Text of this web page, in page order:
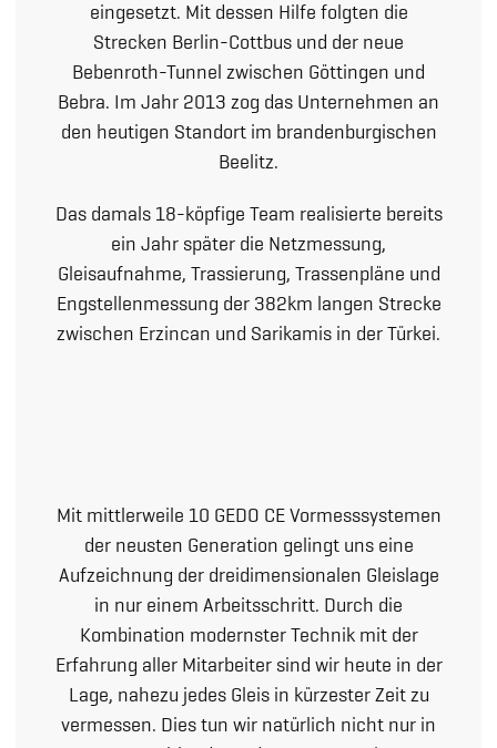
eingesetzt. Mit dessen Hilfe folgten die
Strecken Berlin-Cottbus und der neue
Bebenroth-Tunnel zwischen Göttingen und
Bebra. Im Jahr 2013 zog das Unternehmen an
den heutigen Standort im brandenburgischen
Beelitz.
Das damals 18-köpfige Team realisierte bereits
ein Jahr später die Netzmessung,
Gleisaufnahme, Trassierung, Trassenpläne und
Engstellenmessung der 382km langen Strecke
zwischen Erzincan und Sarikamis in der Türkei.
Mit mittlerweile 10 GEDO CE Vormesssystemen
der neusten Generation gelingt uns eine
Aufzeichnung der dreidimensionalen Gleislage
in nur einem Arbeitsschritt. Durch die
Kombination modernster Technik mit der
Erfahrung aller Mitarbeiter sind wir heute in der
Lage, nahezu jedes Gleis in kürzester Zeit zu
vermessen. Dies tun wir natürlich nicht nur in